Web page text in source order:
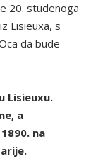
20. studenoga
Lisieuxa, s
da bude
Lisieuxu.
a
na